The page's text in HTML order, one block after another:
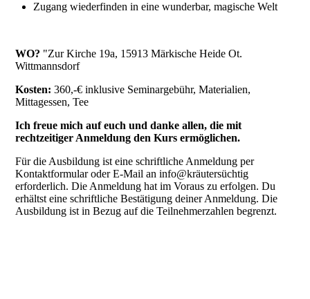
Zugang wiederfinden in eine wunderbar, magische Welt
WO? "Zur Kirche 19a, 15913 Märkische Heide Ot.
Wittmannsdorf
Kosten: 360,-€ inklusive Seminargebühr, Materialien,
Mittagessen, Tee
Ich freue mich auf euch und danke allen, die mit
rechtzeitiger Anmeldung den Kurs ermöglichen.
Für die Ausbildung ist eine schriftliche Anmeldung per
Kontaktformular oder E-Mail an info@kräutersüchtig
erforderlich. Die Anmeldung hat im Voraus zu erfolgen. Du
erhältst eine schriftliche Bestätigung deiner Anmeldung. Die
Ausbildung ist in Bezug auf die Teilnehmerzahlen begrenzt.